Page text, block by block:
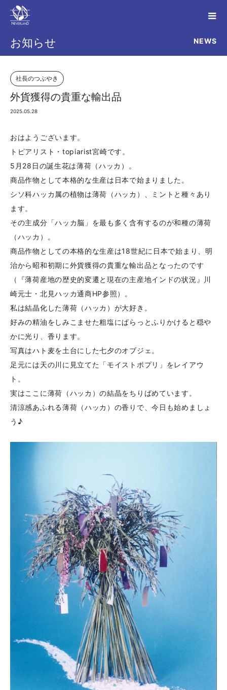
お知らせ NEWS
社長のつぶやき
外貨獲得の貴重な輸出品
2025.05.28
おはようございます。
トピアリスト・topiarist宮崎です。
5月28日の誕生花は薄荷（ハッカ）。
商品作物として本格的な生産は日本で始まりました。
シソ科ハッカ属の植物は薄荷（ハッカ）、ミントと種々あり
ます。
その主成分「ハッカ脳」を最も多く含有するのが和種の薄荷
（ハッカ）。
商品作物としての本格的な生産は18世紀に日本で始まり、明
治から昭和初期に外貨獲得の貴重な輸出品となったのです
（『薄荷産地の歴史的変遷と現在の主産地インドの状況』川
崎元士・北見ハッカ通商HP参照）。
私は結晶化した薄荷（ハッカ）が大好き。
好みの精油をしみこませた粗塩にぱらっとふりかけると穏や
かに光り、香ります。
写真はハト麦を土台にした七夕のオブジェ。
足元には天の川に見立てた「モイストポプリ」をレイアウ
ト。
実はここに薄荷（ハッカ）の結晶をちりばめています。
清涼感あふれる薄荷（ハッカ）の香りで、今日も始めましょ
う♪